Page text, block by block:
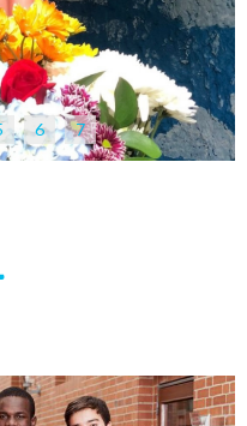
6 7